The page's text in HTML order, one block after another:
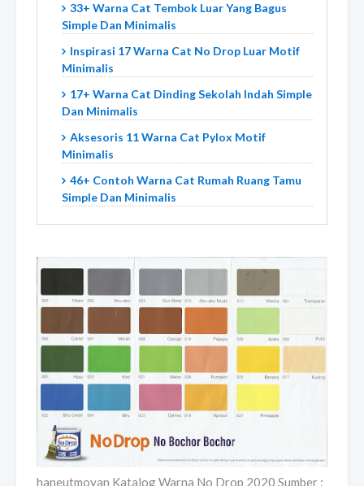
33+ Warna Cat Tembok Luar Yang Bagus
Simple Dan Minimalis
Inspirasi 17 Warna Cat No Drop Luar Motif
Minimalis
17+ Warna Cat Dinding Sekolah Indah Simple
Dan Minimalis
Aksesoris 11 Warna Cat Pylox Motif
Minimalis
46+ Contoh Warna Cat Rumah Ruang Tamu
Simple Dan Minimalis
haneutmoyan Katalog Warna No Drop 2020 Sumber :